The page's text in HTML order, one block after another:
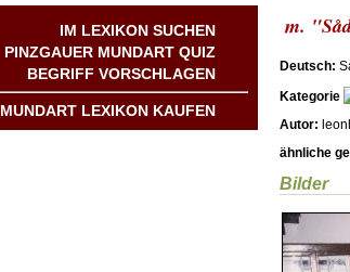
IM LEXIKON SUCHEN
PINZGAUER MUNDART QUIZ
BEGRIFF VORSCHLAGEN
MUNDART LEXIKON KAUFEN
m.
Deutsch:
Kategorie
Autor:
ähnliche
Bilder